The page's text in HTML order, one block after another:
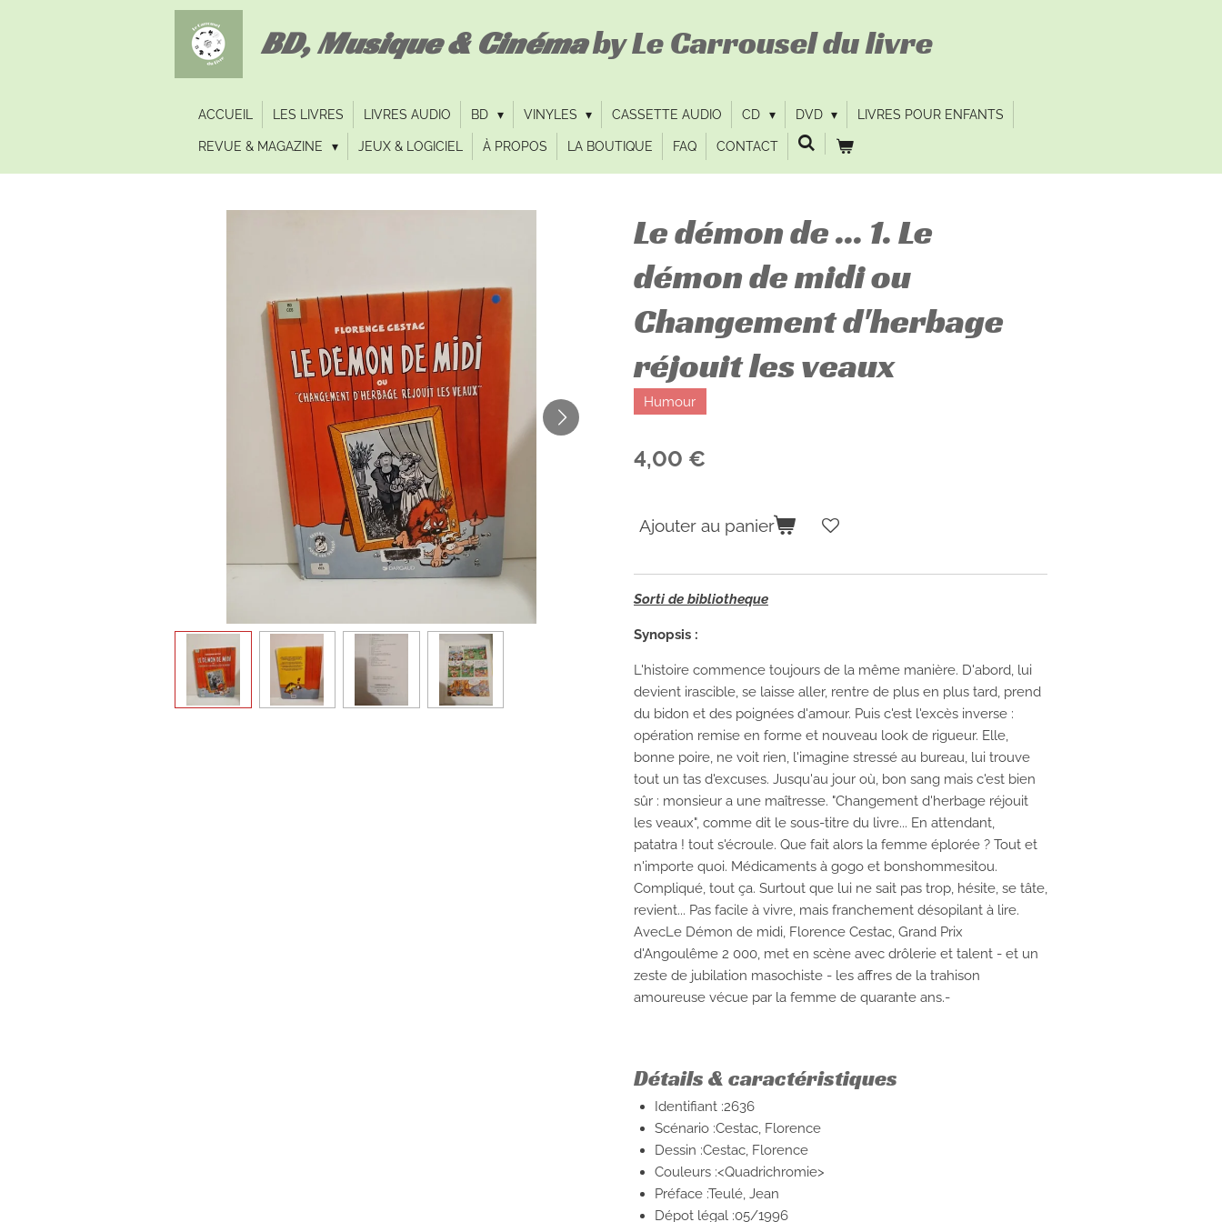
BD, Musique & Cinémaby Le Carrousel du livre
ACCUEIL LES LIVRES LIVRES AUDIO BD VINYLES CASSETTE AUDIO CD DVD LIVRES POUR ENFANTS
REVUE & MAGAZINE JEUX & LOGICIEL À PROPOS LA BOUTIQUE FAQ CONTACT
Le démon de ... 1. Le
démon de midi ou
Changement d'herbage
réjouit les veaux
Humour
4,00 €
Ajouter au panier
Sorti de bibliotheque
Synopsis :
L'histoire commence toujours de la même manière. D'abord, lui
devient irascible, se laisse aller, rentre de plus en plus tard, prend
du bidon et des poignées d'amour. Puis c'est l'excès inverse :
opération remise en forme et nouveau look de rigueur. Elle,
bonne poire, ne voit rien, l'imagine stressé au bureau, lui trouve
tout un tas d'excuses. Jusqu'au jour où, bon sang mais c'est bien
sûr : monsieur a une maîtresse. "Changement d'herbage réjouit
les veaux", comme dit le sous-titre du livre... En attendant,
patatra ! tout s'écroule. Que fait alors la femme éplorée ? Tout et
n'importe quoi. Médicaments à gogo et bonshommesitou.
Compliqué, tout ça. Surtout que lui ne sait pas trop, hésite, se tâte,
revient... Pas facile à vivre, mais franchement désopilant à lire.
AvecLe Démon de midi, Florence Cestac, Grand Prix
d'Angoulême 2 000, met en scène avec drôlerie et talent - et un
zeste de jubilation masochiste - les affres de la trahison
amoureuse vécue par la femme de quarante ans.-
Détails & caractéristiques
Identifiant :2636
Scénario :Cestac, Florence
Dessin :Cestac, Florence
Couleurs :<Quadrichromie>
Préface :Teulé, Jean
Dépot légal :05/1996